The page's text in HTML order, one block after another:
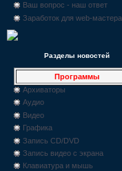
Ваш вопрос - наш ответ
Заработок для web-мастера
Разделы новостей
Программы
Архиваторы
Аудио
Видео
Графика
Запись CD/DVD
Запись видео с экрана
Клавиатура и мышь